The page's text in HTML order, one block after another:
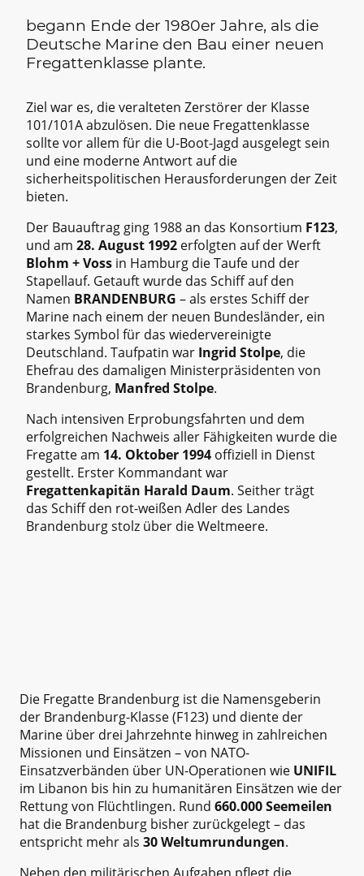
begann Ende der 1980er Jahre, als die
Deutsche Marine den Bau einer neuen
Fregattenklasse plante.
Ziel war es, die veralteten Zerstörer der Klasse
101/101A abzulösen. Die neue Fregattenklasse
sollte vor allem für die U-Boot-Jagd ausgelegt sein
und eine moderne Antwort auf die
sicherheitspolitischen Herausforderungen der Zeit
bieten.
Der Bauauftrag ging 1988 an das Konsortium F123,
und am 28. August 1992 erfolgten auf der Werft
Blohm + Voss in Hamburg die Taufe und der
Stapellauf. Getauft wurde das Schiff auf den
Namen BRANDENBURG – als erstes Schiff der
Marine nach einem der neuen Bundesländer, ein
starkes Symbol für das wiedervereinigte
Deutschland. Taufpatin war Ingrid Stolpe, die
Ehefrau des damaligen Ministerpräsidenten von
Brandenburg, Manfred Stolpe.
Nach intensiven Erprobungsfahrten und dem
erfolgreichen Nachweis aller Fähigkeiten wurde die
Fregatte am 14. Oktober 1994 offiziell in Dienst
gestellt. Erster Kommandant war
Fregattenkapitän Harald Daum. Seither trägt
das Schiff den rot-weißen Adler des Landes
Brandenburg stolz über die Weltmeere.
Die Fregatte Brandenburg ist die Namensgeberin
der Brandenburg-Klasse (F123) und diente der
Marine über drei Jahrzehnte hinweg in zahlreichen
Missionen und Einsätzen – von NATO-
Einsatzverbänden über UN-Operationen wie UNIFIL
im Libanon bis hin zu humanitären Einsätzen wie der
Rettung von Flüchtlingen. Rund 660.000 Seemeilen
hat die Brandenburg bisher zurückgelegt – das
entspricht mehr als 30 Weltumrundungen.
Neben den militärischen Aufgaben pflegt die